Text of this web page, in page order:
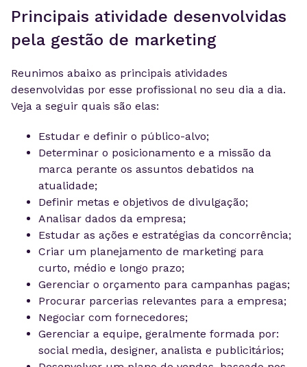
Principais atividade desenvolvidas
pela gestão de marketing
Reunimos abaixo as principais atividades
desenvolvidas por esse profissional no seu dia a dia.
Veja a seguir quais são elas:
Estudar e definir o público-alvo;
Determinar o posicionamento e a missão da
marca perante os assuntos debatidos na
atualidade;
Definir metas e objetivos de divulgação;
Analisar dados da empresa;
Estudar as ações e estratégias da concorrência;
Criar um planejamento de marketing para
curto, médio e longo prazo;
Gerenciar o orçamento para campanhas pagas;
Procurar parcerias relevantes para a empresa;
Negociar com fornecedores;
Gerenciar a equipe, geralmente formada por:
social media, designer, analista e publicitários;